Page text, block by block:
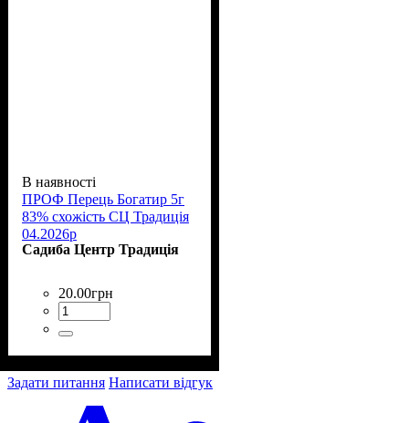
В наявності
ПРОФ Перець Богатир 5г
83% схожість СЦ Традиція
04.2026р
Садиба Центр Традиція
20.00грн
Задати питання Написати відгук